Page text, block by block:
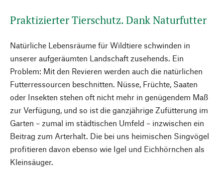
Praktizierter Tierschutz. Dank Naturfutter
Natürliche Lebensräume für Wildtiere schwinden in
unserer aufgeräumten Landschaft zusehends. Ein
Problem: Mit den Revieren werden auch die natürlichen
Futterressourcen beschnitten. Nüsse, Früchte, Saaten
oder Insekten stehen oft nicht mehr in genügendem Maß
zur Verfügung, und so ist die ganzjährige Zufütterung im
Garten – zumal im städtischen Umfeld – inzwischen ein
Beitrag zum Arterhalt. Die bei uns heimischen Singvögel
profitieren davon ebenso wie Igel und Eichhörnchen als
Kleinsäuger.